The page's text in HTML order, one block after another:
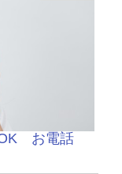
OK お電話